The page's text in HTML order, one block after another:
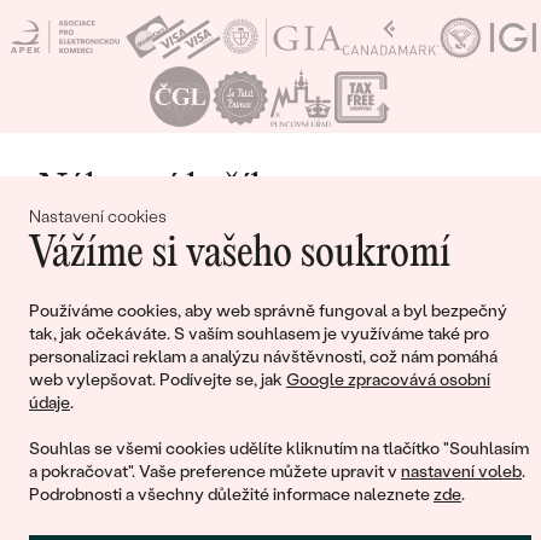
Nastavení cookies
Vážíme si vašeho soukromí
Používáme cookies, aby web správně fungoval a byl bezpečný
tak, jak očekáváte. S vaším souhlasem je využíváme také pro
personalizaci reklam a analýzu návštěvnosti, což nám pomáhá
web vylepšovat. Podívejte se, jak Google zpracovává osobní
údaje.
Souhlas se všemi cookies udělíte kliknutím na tlačítko "Souhlasím
a pokračovat". Vaše preference můžete upravit v nastavení voleb.
Podrobnosti a všechny důležité informace naleznetezde.
Ještě jste nepřidali žádné produkty do svého
nákupního košíku
POKRAČOVAT V NÁKUPU